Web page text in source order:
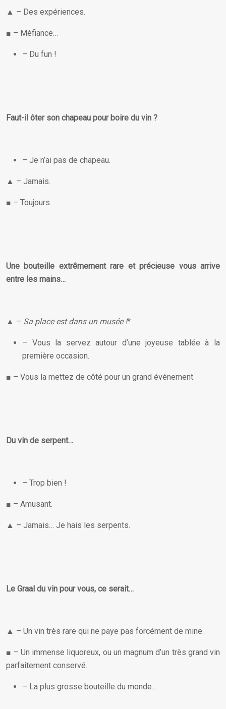
▲ – Des expériences.
■ – Méfiance…
– Du fun !
Faut-il ôter son chapeau pour boire du vin ?
– Je n’ai pas de chapeau.
▲ – Jamais.
■ – Toujours.
Une bouteille extrêmement rare etprécieuse vous arrive
entre les mains…
▲ – Sa place est dans un musée !*
– Vous la servez autour d’une joyeuse tablée à la
première occasion.
■ – Vous la mettez de côté pour un grand événement.
Du vin de serpent…
– Trop bien !
■ – Amusant.
▲ – Jamais… Je hais les serpents.
Le Graal du vin pour vous, ce serait…
▲ – Un vin très rare qui ne paye pas forcément de mine.
■ – Un immense liquoreux, ou un magnum d’un très grand vin
parfaitement conservé.
– La plus grosse bouteille du monde…